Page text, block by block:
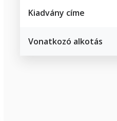
Kiadvány címe
Vonatkozó alkotás